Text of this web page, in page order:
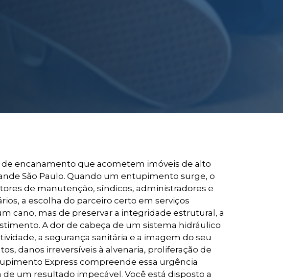
encanamento que acometem imóveis de alto
São Paulo. Quando um entupimento surge, o
de manutenção, síndicos, administradores e
a escolha do parceiro certo em serviços
cano, mas de preservar a integridade estrutural, a
A dor de cabeça de um sistema hidráulico
a segurança sanitária e a imagem do seu
danos irreversíveis à alvenaria, proliferação de
Express compreende essa urgência
um resultado impecável. Você está disposto a